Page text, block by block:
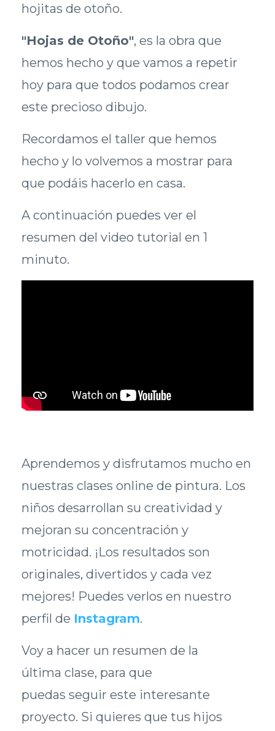
hojitas de otoño.
"Hojas de Otoño", es la obra que
hemos hecho y que vamos a repetir
hoy para que todos podamos crear
este precioso dibujo.
Recordamos el taller que hemos
hecho y lo volvemos a mostrar para
que podáis hacerlo en casa.
A continuación puedes ver el
resumen del video tutorial en 1
minuto.
Aprendemos y disfrutamos mucho en
nuestras clases online de pintura. Los
niños desarrollan su creatividad y
mejoran su concentración y
motricidad. ¡Los resultados son
originales, divertidos y cada vez
mejores! Puedes verlos en nuestro
perfil de Instagram.
Voy a hacer un resumen de la
última clase, para que
puedas seguir este interesante
proyecto. Si quieres que tus hijos